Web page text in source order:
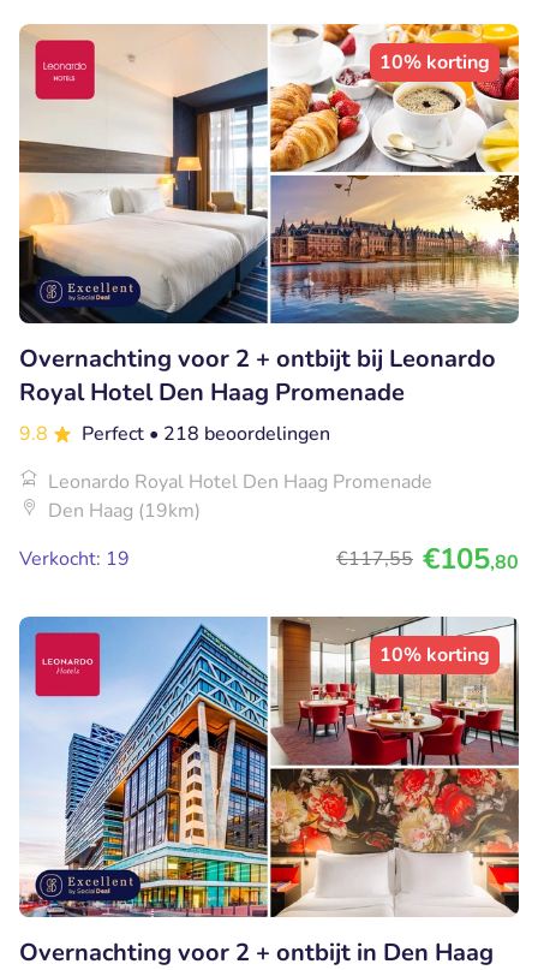
10% korting
Overnachting voor 2 + ontbijt bij Leonardo
Royal Hotel Den Haag Promenade
9.8 Perfect • 218 beoordelingen
Leonardo Royal Hotel Den Haag Promenade
Den Haag (19km)
Verkocht: 19
€117,55 €105,80
10% korting
Overnachting voor 2 + ontbijt in Den Haag